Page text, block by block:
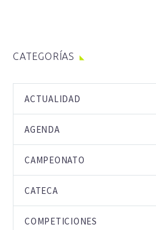
CATEGORÍAS
ACTUALIDAD
AGENDA
CAMPEONATO
CATECA
COMPETICIONES